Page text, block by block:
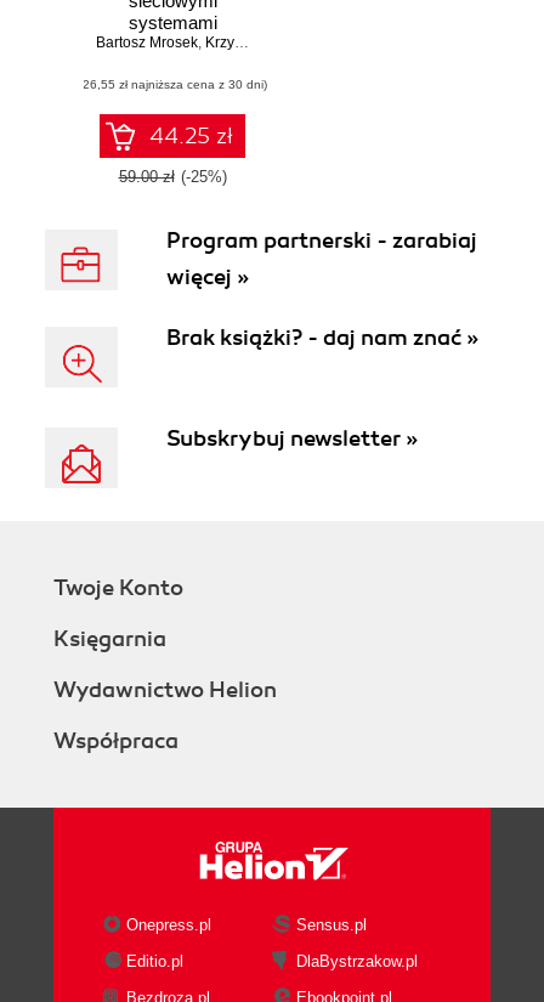
systemami
operacyjnymi
Linux Serwer
Bartosz Mrosek, Krzysztof Chrobok
(26,55 zł najniższa cena z 30 dni)
44.25 zł
59.00 zł (-25%)
Program partnerski - zarabiaj
więcej »
Brak książki? - daj nam znać »
Subskrybuj newsletter »
Twoje Konto
Księgarnia
Wydawnictwo Helion
Współpraca
Onepress.pl
Sensus.pl
Editio.pl
DlaBystrzakow.pl
Bezdroza.pl
Ebookpoint.pl